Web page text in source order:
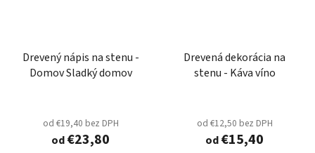
Drevený nápis na stenu -
Domov Sladký domov
od €19,40 bez DPH
od€23,80
Drevená dekorácia na
stenu - Káva víno
od €12,50 bez DPH
od€15,40